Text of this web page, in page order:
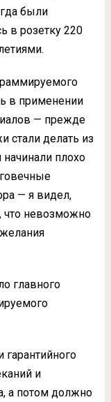
были
в розетку 220
в применении
— прежде
стали делать из
плохо
— я видел,
невозможно
главного
и
а потом должно